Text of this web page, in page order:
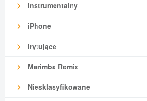
Instrumentalny
iPhone
Irytujące
Marimba Remix
Niesklasyfikowane